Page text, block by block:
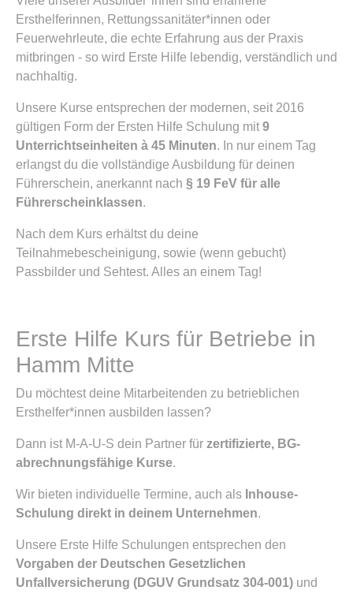
Ersthelferinnen, Rettungssanitäter*innen oder
Feuerwehrleute, die echte Erfahrung aus der Praxis
mitbringen - so wird Erste Hilfe lebendig, verständlich und
nachhaltig.
Unsere Kurse entsprechen der modernen, seit 2016
gültigen Form der Ersten Hilfe Schulung mit 9
Unterrichtseinheiten à 45 Minuten. In nur einem Tag
erlangst du die vollständige Ausbildung für deinen
Führerschein, anerkannt nach § 19 FeV für alle
Führerscheinklassen.
Nach dem Kurs erhältst du deine
Teilnahmebescheinigung, sowie (wenn gebucht)
Passbilder und Sehtest. Alles an einem Tag!
Erste Hilfe Kurs für Betriebe in
Hamm Mitte
Du möchtest deine Mitarbeitenden zu betrieblichen
Ersthelfer*innen ausbilden lassen?
Dann ist M-A-U-S dein Partner für zertifizierte, BG-
abrechnungsfähige Kurse.
Wir bieten individuelle Termine, auch als Inhouse-
Schulung direkt in deinem Unternehmen.
Unsere Erste Hilfe Schulungen entsprechen den
Vorgaben der Deutschen Gesetzlichen
Unfallversicherung (DGUV Grundsatz 304-001) und